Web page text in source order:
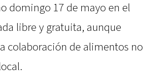
domingo 17 de mayo en el
libre y gratuita, aunque
colaboración de alimentos no